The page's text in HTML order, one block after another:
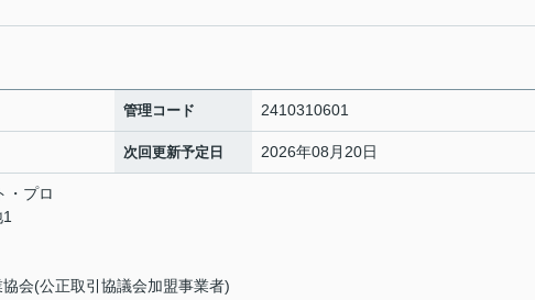
管理コード 2410310601
次回更新予定日 2026年08月20日
・プロ
会(公正取引協議会加盟事業者)